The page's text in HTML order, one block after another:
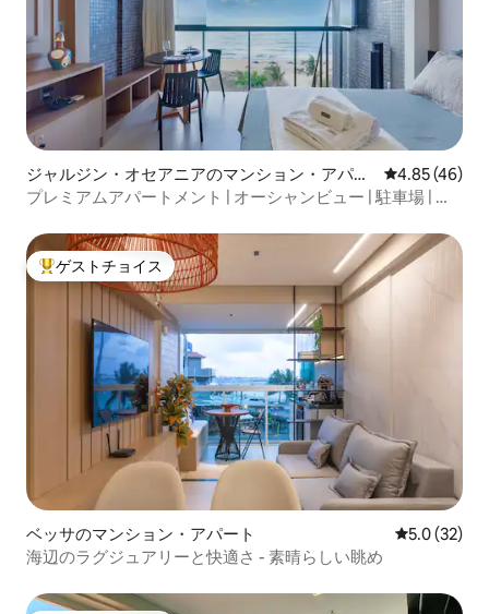
ジャルジン・オセアニアのマンション・アパー
ト
レビュー46
4.85 (46)
プレミアムアパートメント | オーシャンビュー | 駐車場 | 完
大好評のゲストチョイスです。
ゲストチョイス
ベッサのマンション・アパート レビュー32
5.0 (32)
海辺のラグジュアリーと快適さ - 素晴らしい眺め